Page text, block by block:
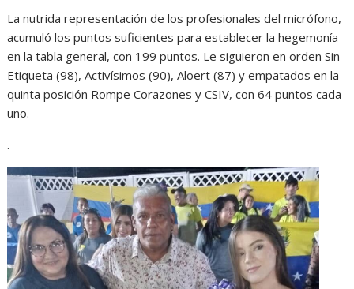
La nutrida representación de los profesionales del micrófono,
acumuló los puntos suficientes para establecer la hegemonía
en la tabla general, con 199 puntos. Le siguieron en orden Sin
Etiqueta (98), Activísimos (90), Aloert (87) y empatados en la
quinta posición Rompe Corazones y CSIV, con 64 puntos cada
uno.
.